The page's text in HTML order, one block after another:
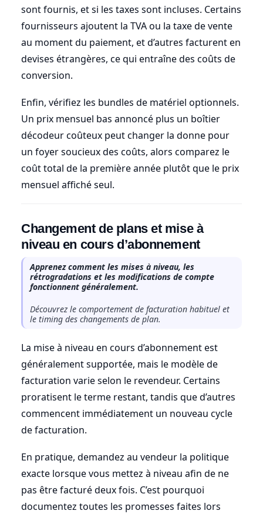
sont fournis, et si les taxes sont incluses. Certains
fournisseurs ajoutent la TVA ou la taxe de vente
au moment du paiement, et d’autres facturent en
devises étrangères, ce qui entraîne des coûts de
conversion.
Enfin, vérifiez les bundles de matériel optionnels.
Un prix mensuel bas annoncé plus un boîtier
décodeur coûteux peut changer la donne pour
un foyer soucieux des coûts, alors comparez le
coût total de la première année plutôt que le prix
mensuel affiché seul.
Changement de plans et mise à
niveau en cours d’abonnement
Apprenez comment les mises à niveau, les
rétrogradations et les modifications de compte
fonctionnent généralement.
Découvrez le comportement de facturation habituel et
le timing des changements de plan.
La mise à niveau en cours d’abonnement est
généralement supportée, mais le modèle de
facturation varie selon le revendeur. Certains
proratisent le terme restant, tandis que d’autres
commencent immédiatement un nouveau cycle
de facturation.
En pratique, demandez au vendeur la politique
exacte lorsque vous mettez à niveau afin de ne
pas être facturé deux fois. C’est pourquoi
documentez toutes les promesses faites lors